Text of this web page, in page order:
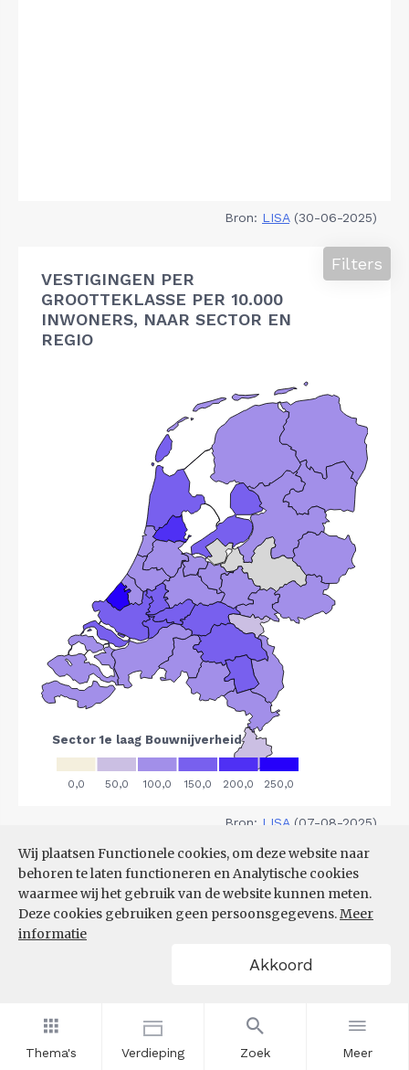
Thema's Verdieping Zoek Meer
Wij plaatsen Functionele cookies, om deze website naar
behoren te laten functioneren en Analytische cookies
waarmee wij het gebruik van de website kunnen meten.
Deze cookies gebruiken geen persoonsgegevens.Meer
informatie
Akkoord
Bron: LISA(30-06-2025)
VESTIGINGEN PER
GROOTTEKLASSE PER 10.000
INWONERS, NAAR SECTOR EN
REGIO
Filters
Bron: LISA (07-08-2025)
VESTIGINGEN PER
GROOTTEKLASSE PER 10.000
INWONERS, NAAR
SPEERPUNTSECTOR EN REGIO
Filters